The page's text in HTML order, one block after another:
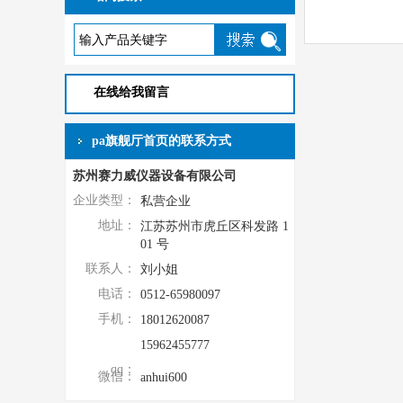
在线给我留言
pa旗舰厅首页的联系方式
苏州赛力威仪器设备有限公司
企业类型：
私营企业
地址：
江苏苏州市虎丘区科发路 1
01 号
联系人：
刘小姐
电话：
0512-65980097
手机：
18012620087
15962455777
qq：
微信： anhui600